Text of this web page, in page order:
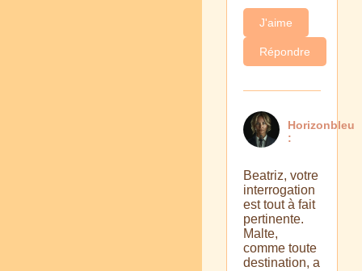
J'aime
Répondre
Horizonbleu
:
Beatriz, votre
interrogation
est tout à fait
pertinente.
Malte,
comme toute
destination, a